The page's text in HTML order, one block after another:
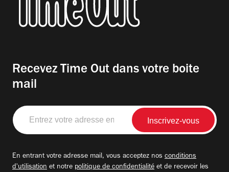
Recevez Time Out dans votre boite
mail
Entrez
votre
adresse
En entrant votre adresse mail, vous acceptez nos conditions
d'utilisation et notre politique de confidentialité et de recevoir les